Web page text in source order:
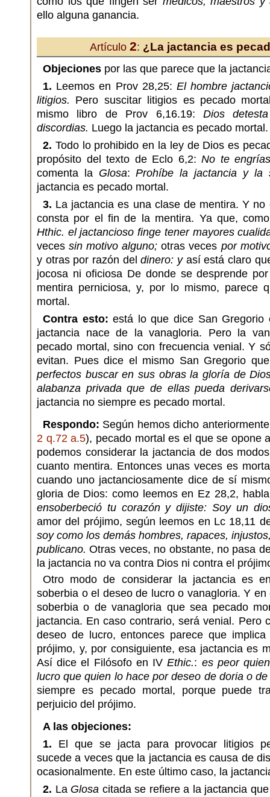
ello alguna ganancia.
Artículo 2: ¿La jactancia es
Objeciones por las que parece que la
1. Leemos en Prov 28,25: El hombre
litigios. Pero suscitar litigios es pecado
mismo libro de Prov 6,16.19: Dios
discordias. Luego la jactancia es pecado mortal.
2. Todo lo prohibido en la ley de Dios es
propósito del texto de Eclo 6,2:No te
comenta la Glosa:Prohíbe la jactancia y la
jactancia es pecado mortal.
3. La jactancia es una clase de mentira. Y
consta por el fin de la mentira. Ya que,
Hthic. el jactancioso finge tener mayores
vecessin motivo alguno; otras veces por
y otras por razón deldinero: yasí está claro
jocosa ni oficiosa De donde se desprende
mentira perniciosa, y, por lo mismo, parece
mortal.
Contra esto: está lo que dice San
jactancia nace de la vanagloria. Pero la
pecado mortal, sino con frecuencia venial. Y
evitan. Pues dice el mismo San Gregorio
perfectos buscar en sus obras la gloría de
alabanza privada que de ellas pueda
jactancia no siempre es pecado mortal.
Respondo: Según hemos dicho
2 q.72 a.5), pecado mortal es el que se opone
podemos considerar la jactancia de dos
cuanto mentira. Entonces unas veces es
cuando uno jactanciosamente dice de sí
gloria de Dios: como leemos en Ez 28,2,
ensoberbeció tu corazón y dijiste: Soy un
amor del prójimo, según leemos en Lc 18,11
soy como los demás hombres, rapaces,
publicano. Otras veces, no obstante, no pasa
la jactancia no va contra Dios ni contra el
Otro modo de considerar la jactancia es
soberbia o el deseo de lucro o vanagloria. Y
soberbia o de vanagloria que sea pecado
jactancia. En caso contrario, será venial. Pero
deseo de lucro, entonces parece que
prójimo, y, por consiguiente, esa jactancia es
Así dice el Filósofo en IVEthic.: es peor
lucro que quien lo hace por deseo de doria o
siempre es pecado mortal, porque puede
perjuicio del prójimo.
A las objeciones:
1. El que se jacta para provocar litigios
sucede a veces que la jactancia es causa de
ocasionalmente. En este último caso, la
2. La Glosa citada se refiere a la jactancia